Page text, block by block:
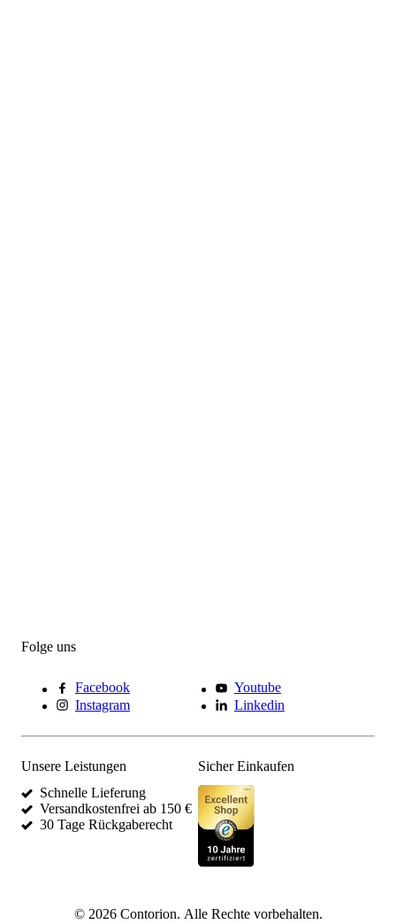
Folge uns
Facebook
Youtube
Instagram
Linkedin
Unsere Leistungen
Schnelle Lieferung
Versandkostenfrei ab 150 €
30 Tage Rückgaberecht
Sicher Einkaufen
© 2026Contorion. Alle Rechte vorbehalten.